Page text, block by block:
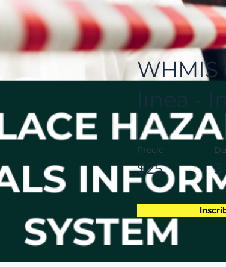
WHMIS
línea -
Precio
$25 3